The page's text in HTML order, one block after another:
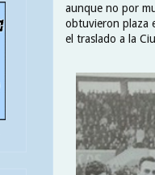
aunque no por
obtuvieron plaza
el traslado a la